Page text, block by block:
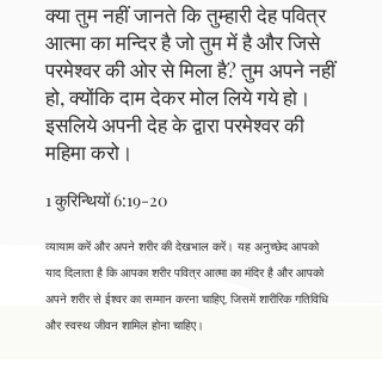
क्या तुम नहीं जानते कि तुम्हारी देह पवित्र
आत्मा का मन्दिर है जो तुम में है और जिसे
परमेश्वर की ओर से मिला है? तुम अपने नहीं
हो, क्योंकि दाम देकर मोल लिये गये हो।
इसलिये अपनी देह के द्वारा परमेश्वर की
महिमा करो।
1 कुरिन्थियों 6:19-20
व्यायाम करें और अपने शरीर की देखभाल करें। यह अनुच्छेद आपको
याद दिलाता है कि आपका शरीर पवित्र आत्मा का मंदिर है और आपको
अपने शरीर से ईश्वर का सम्मान करना चाहिए, जिसमें शारीरिक गतिविधि
और स्वस्थ जीवन शामिल होना चाहिए।